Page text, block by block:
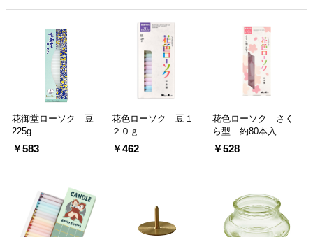
花御堂ローソク 豆
225g
￥583
花色ローソク 豆１
２０ｇ
￥462
花色ローソク さく
ら型 約80本入
￥528